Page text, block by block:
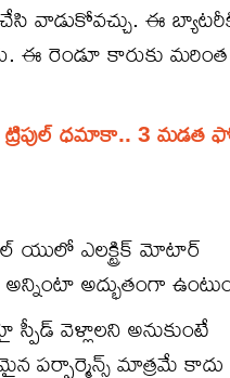
వాడుకోవచ్చు. ఈ
ఈ రెండూ కారుకు మరింత
ధమాకా.. 3 మడత
యులో ఎలక్ట్రిక్ మోటార్
అన్నింటా అద్భుతంగా
వెళ్లాలని అనుకుంటే
పర్ఫార్మెన్స్ మాత్రమే కాదు